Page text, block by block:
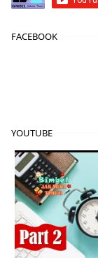
FACEBOOK
YOUTUBE